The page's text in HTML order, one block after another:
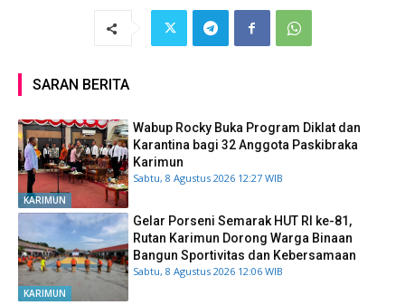
SARAN BERITA
KARIMUN
Wabup Rocky Buka Program Diklat dan
Karantina bagi 32 Anggota Paskibraka
Karimun
Sabtu, 8 Agustus 2026 12:27 WIB
KARIMUN
Gelar Porseni Semarak HUT RI ke-81,
Rutan Karimun Dorong Warga Binaan
Bangun Sportivitas dan Kebersamaan
Sabtu, 8 Agustus 2026 12:06 WIB